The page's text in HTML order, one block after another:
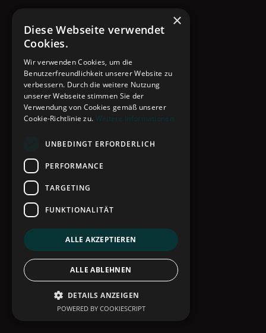
×
Diese Webseite verwendet
Cookies.
Wir verwenden Cookies, um die
Benutzerfreundlichkeit unserer Website zu
verbessern. Durch die weitere Nutzung
unserer Webseite stimmen Sie der
Verwendung von Cookies gemäß unserer
Cookie-Richtlinie zu. Weitere Informationen
UNBEDINGT ERFORDERLICH
PERFORMANCE
TARGETING
FUNKTIONALITÄT
ALLE AKZEPTIEREN
ALLE ABLEHNEN
DETAILS ANZEIGEN
POWERED BY COOKIESCRIPT